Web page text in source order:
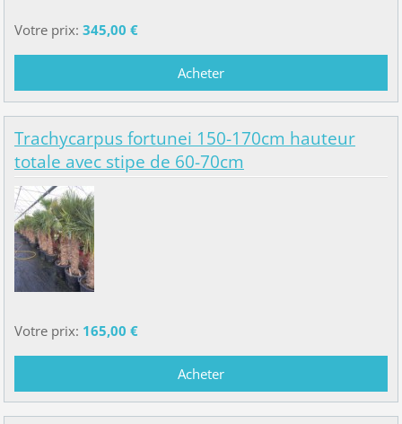
Votre prix: 345,00 €
Trachycarpus fortunei 150-170cm hauteur
totale avec stipe de 60-70cm
Votre prix: 165,00 €